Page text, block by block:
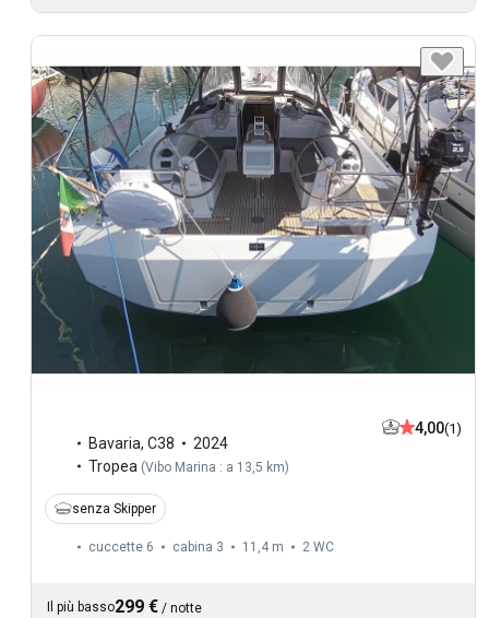
Bavaria, C38
2024
Tropea (Vibo Marina : a 13,5 km)
4,00(1)
senza Skipper
cuccette 6 cabina 3 11,4 m 2 WC
Il più basso299 € / notte